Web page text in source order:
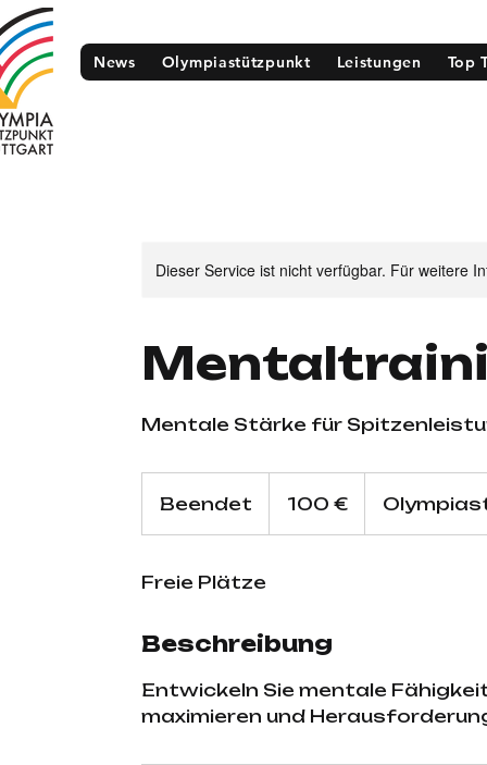
News Olympiastützpunkt Leistungen Top
Dieser Service ist nicht verfügbar. Für weitere
Mentale Stärke für
Beendet
e
n
e
100 €
Freie Plätze
Beschreibung
Entwickeln Sie mentale
maximieren und